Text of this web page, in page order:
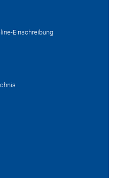
Einschreibung